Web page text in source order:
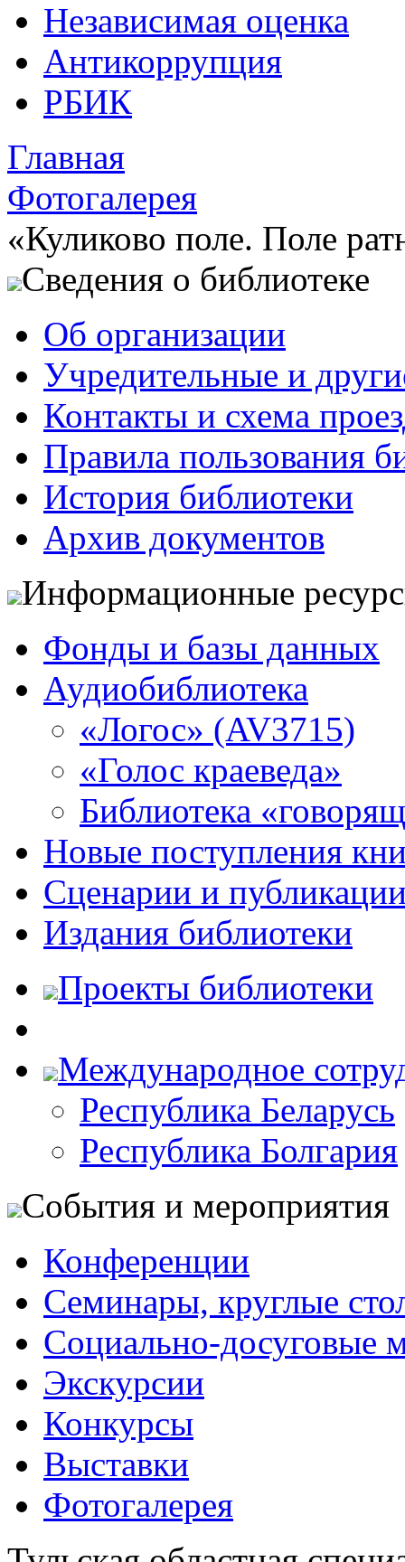
Независимая оценка
Антикоррупция
РБИК
Главная
Фотогалерея
«Куликово поле. Поле
Сведения о библиотеке
Об организации
Учредительные и
Контакты и схема
Правила пользования
История библиотеки
Архив документов
Информационные
Фонды и базы данных
Аудиобиблиотека
«Логос» (AV3715)
«Голос краеведа»
Библиотека
Новые поступления
Сценарии и
Издания библиотеки
Проекты библиотеки
Международное
Республика Беларусь
Республика Болгария
События и мероприятия
Конференции
Семинары, круглые
Социально-досуговые
Экскурсии
Конкурсы
Выставки
Фотогалерея